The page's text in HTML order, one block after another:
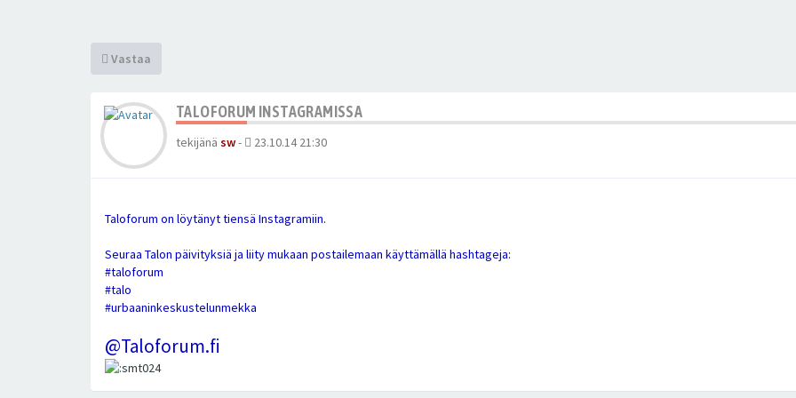
Vastaa
TALOFORUM INSTAGRAMISSA
tekijänä sw- 23.10.14 21:30
Taloforum on löytänyt tiensä Instagramiin.
Seuraa Talon päivityksiä ja liity mukaan postailemaan käyttämällä hashtageja:
#taloforum
#talo
#urbaaninkeskustelunmekka
@Taloforum.fi